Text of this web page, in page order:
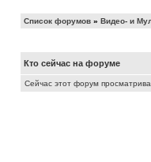
Список форумов » Видео- и
Кто сейчас на форуме
Сейчас этот форум